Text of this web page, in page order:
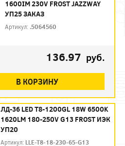
1600IM 230V FROST JAZZWAY
УП25 ЗАКАЗ
Артикул: .5064560
136.97 руб.
В КОРЗИНУ
ЛД-36 LED Т8-1200GL 18W 6500K
1620LM 180-250V G13 FROST ИЭК
УП20
Артикул: LLE-T8-18-230-65-G13